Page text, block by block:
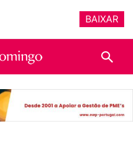
BAIXAR